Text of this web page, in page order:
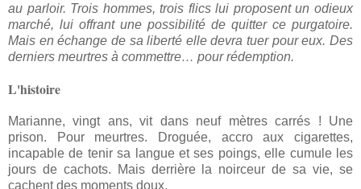
au parloir. Trois hommes, trois flics lui proposent un odieux
marché, lui offrant une possibilité de quitter ce purgatoire.
Mais en échange de sa liberté elle devra tuer pour eux. Des
derniers meurtres à commettre… pour rédemption.
L'histoire
Marianne, vingt ans, vit dans neuf mètres carrés ! Une
prison. Pour meurtres. Droguée, accro aux cigarettes,
incapable de tenir sa langue et ses poings, elle cumule les
jours de cachots. Mais derrière la noirceur de sa vie, se
cachent des moments doux.